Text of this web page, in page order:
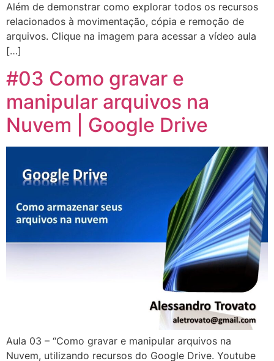
Além de demonstrar como explorar todos os recursos
relacionados à movimentação, cópia e remoção de
arquivos. Clique na imagem para acessar a vídeo aula
[…]
#03 Como gravar e
manipular arquivos na
Nuvem | Google Drive
Aula 03 – “Como gravar e manipular arquivos na
Nuvem, utilizando recursos do Google Drive. Youtube